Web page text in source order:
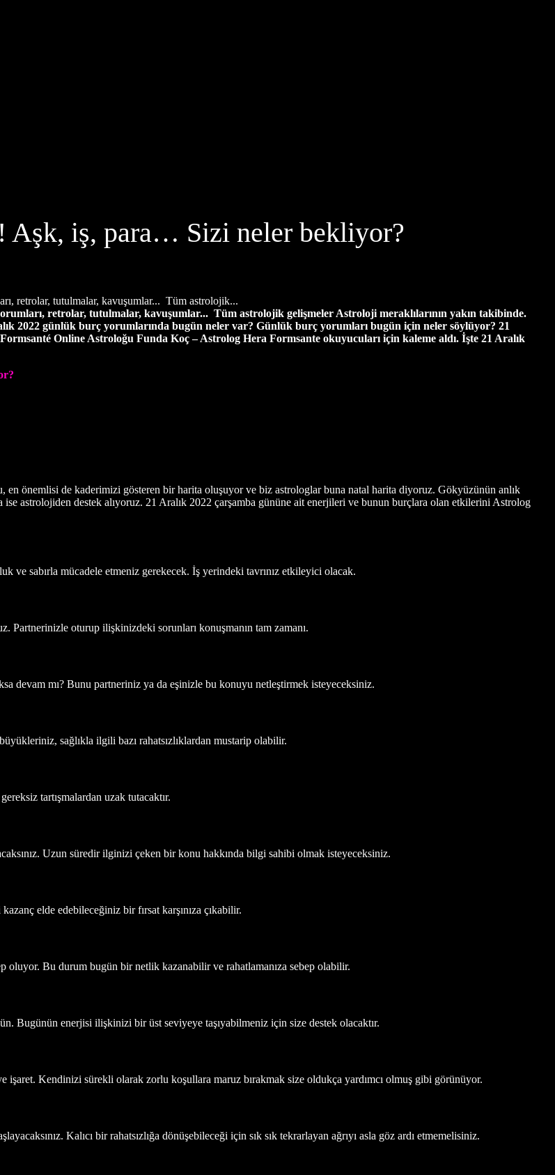
Aşk, iş, para… Sizi neler bekliyor?
retrolar, tutulmalar, kavuşumlar... Tüm astrolojik...
retrolar, tutulmalar, kavuşumlar... Tüm astrolojik gelişmeler Astroloji meraklılarının yakın takibinde.
2022 günlük burç yorumlarında bugün neler var? Günlük burç yorumları bugün için neler söylüyor? 21
Formsanté Online Astroloğu Funda Koç – Astrolog Hera Formsante okuyucuları için kaleme aldı. İşte 21 Aralık
en önemlisi de kaderimizi gösteren bir harita oluşuyor ve biz astrologlar buna natal harita diyoruz. Gökyüzünün anlık
ise astrolojiden destek alıyoruz. 21 Aralık 2022 çarşamba gününe ait enerjileri ve bunun burçlara olan etkilerini Astrolog
sabırla mücadele etmeniz gerekecek. İş yerindeki tavrınız etkileyici olacak.
Partnerinizle oturup ilişkinizdeki sorunları konuşmanın tam zamanı.
devam mı? Bunu partneriniz ya da eşinizle bu konuyu netleştirmek isteyeceksiniz.
sağlıkla ilgili bazı rahatsızlıklardan mustarip olabilir.
tartışmalardan uzak tutacaktır.
Uzun süredir ilginizi çeken bir konu hakkında bilgi sahibi olmak isteyeceksiniz.
elde edebileceğiniz bir fırsat karşınıza çıkabilir.
oluyor. Bu durum bugün bir netlik kazanabilir ve rahatlamanıza sebep olabilir.
Bugünün enerjisi ilişkinizi bir üst seviyeye taşıyabilmeniz için size destek olacaktır.
işaret. Kendinizi sürekli olarak zorlu koşullara maruz bırakmak size oldukça yardımcı olmuş gibi görünüyor.
Kalıcı bir rahatsızlığa dönüşebileceği için sık sık tekrarlayan ağrıyı asla göz ardı etmemelisiniz.